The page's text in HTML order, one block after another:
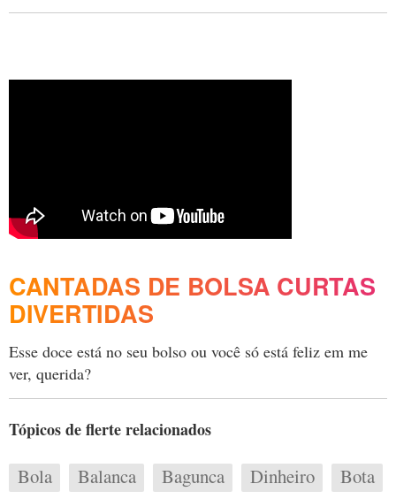
CANTADAS DE BOLSA CURTAS
DIVERTIDAS
Esse doce está no seu bolso ou você só está feliz em me
ver, querida?
Tópicos de flerte relacionados
Bola Balanca Bagunca Dinheiro
Bota